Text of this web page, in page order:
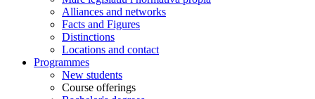
Alliances and networks
Facts and Figures
Distinctions
Locations and contact
Programmes
New students
Course offerings